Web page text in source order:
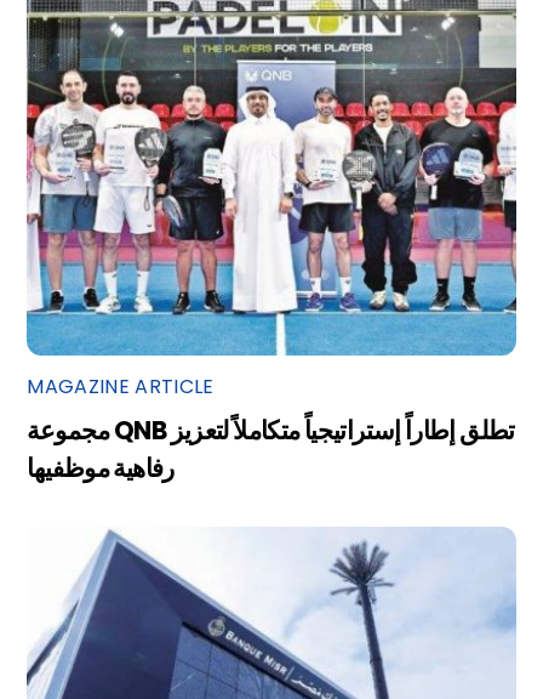
MAGAZINE ARTICLE
مجموعة QNB تطلق إطاراً إستراتيجياً متكاملاً لتعزيز
رفاهية موظفيها